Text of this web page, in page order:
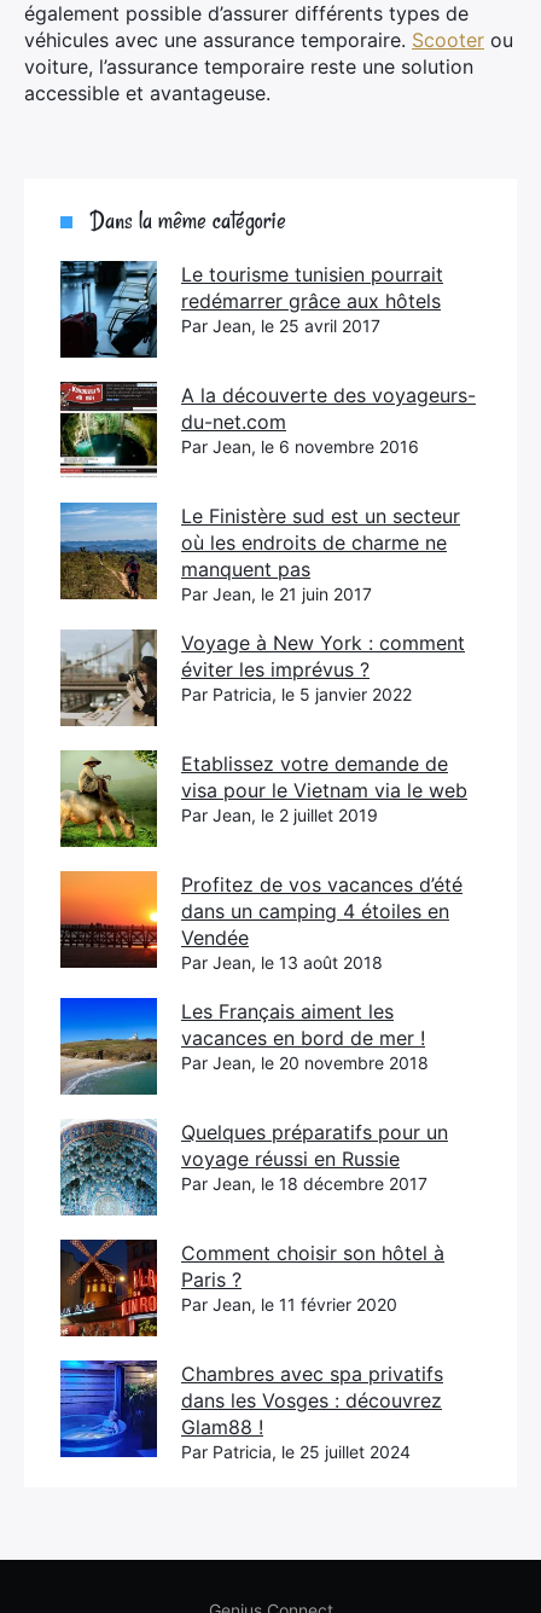
également possible d’assurer différents types de
véhicules avec une assurance temporaire. Scooter ou
voiture, l’assurance temporaire reste une solution
accessible et avantageuse.
Dans la même catégorie
Le tourisme tunisien pourrait
redémarrer grâce aux hôtels
Par Jean, le 25 avril 2017
A la découverte des voyageurs-
du-net.com
Par Jean, le 6 novembre 2016
Le Finistère sud est un secteur
où les endroits de charme ne
manquent pas
Par Jean, le 21 juin 2017
Voyage à New York : comment
éviter les imprévus ?
Par Patricia, le 5 janvier 2022
Etablissez votre demande de
visa pour le Vietnam via le web
Par Jean, le 2 juillet 2019
Profitez de vos vacances d’été
dans un camping 4 étoiles en
Vendée
Par Jean, le 13 août 2018
Les Français aiment les
vacances en bord de mer !
Par Jean, le 20 novembre 2018
Quelques préparatifs pour un
voyage réussi en Russie
Par Jean, le 18 décembre 2017
Comment choisir son hôtel à
Paris ?
Par Jean, le 11 février 2020
Chambres avec spa privatifs
dans les Vosges : découvrez
Glam88 !
Par Patricia, le 25 juillet 2024